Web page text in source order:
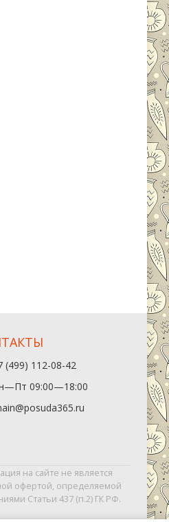
(499) 112-08-42
09:00—18:00
на сайте не является
офертой, определяемой
Статьи 437 (п.2) ГК РФ.